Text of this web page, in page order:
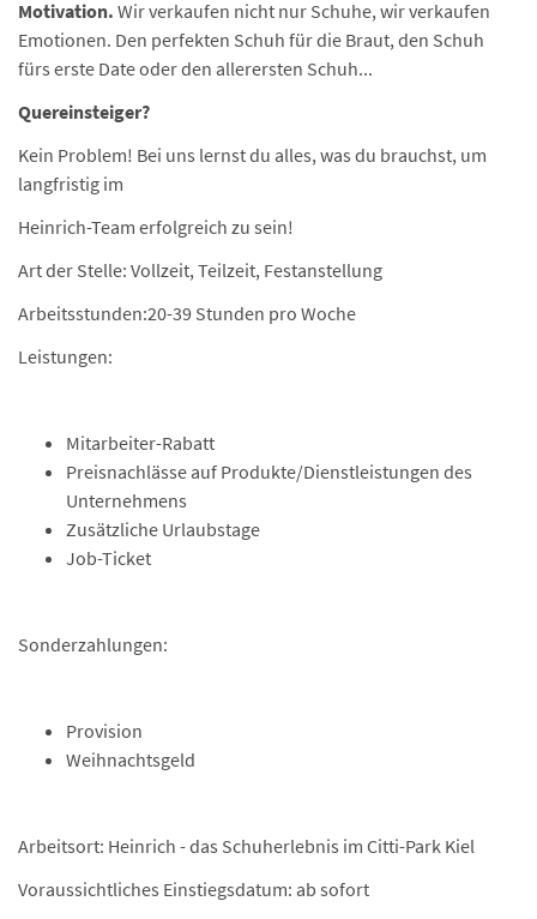
Motivation. Wir verkaufen nicht nur Schuhe, wir verkaufen
Emotionen. Den perfekten Schuh für die Braut, den Schuh
fürs erste Date oder den allerersten Schuh...
Quereinsteiger?
Kein Problem! Bei uns lernst du alles, was du brauchst, um
langfristig im
Heinrich-Team erfolgreich zu sein!
Art der Stelle: Vollzeit, Teilzeit, Festanstellung
Arbeitsstunden:20-39 Stunden pro Woche
Leistungen:
Mitarbeiter-Rabatt
Preisnachlässe auf Produkte/Dienstleistungen des
Unternehmens
Zusätzliche Urlaubstage
Job-Ticket
Sonderzahlungen:
Provision
Weihnachtsgeld
Arbeitsort: Heinrich - das Schuherlebnis im Citti-Park Kiel
Voraussichtliches Einstiegsdatum: ab sofort